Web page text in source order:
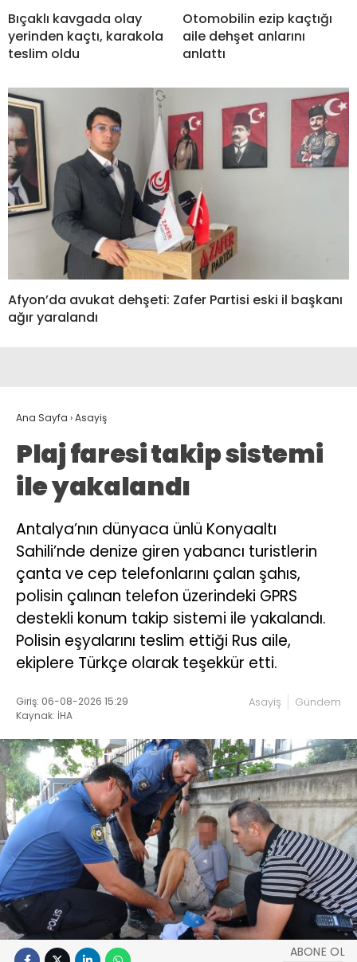
Bıçaklı kavgada olay
yerinden kaçtı, karakola
teslim oldu
Otomobilin ezip kaçtığı
aile dehşet anlarını
anlattı
Afyon’da avukat dehşeti: Zafer Partisi eski il başkanı
ağır yaralandı
Ana Sayfa ›Asayiş
Plaj faresi takip sistemi
ile yakalandı
Antalya’nın dünyaca ünlü Konyaaltı
Sahili’nde denize giren yabancı turistlerin
çanta ve cep telefonlarını çalan şahıs,
polisin çalınan telefon üzerindeki GPRS
destekli konum takip sistemi ile yakalandı.
Polisin eşyalarını teslim ettiği Rus aile,
ekiplere Türkçe olarak teşekkür etti.
Giriş: 06-08-2026 15:29
Kaynak: İHA
Asayiş Gündem
ABONE OL